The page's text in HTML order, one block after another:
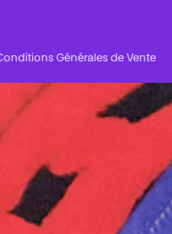
Générales de Vente